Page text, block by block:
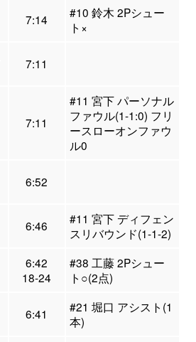
7:14
#10 鈴木 2Pシュー
ト×
7:11
7:11
#11 宮下 パーソナル
ファウル(1-1:0) フリ
ースローオンファウ
ル0
6:52
6:46
#11 宮下 ディフェン
スリバウンド(1-1-2)
6:42
18-24
#38 工藤 2Pシュー
ト○(2点)
6:41
#21 堀口 アシスト(1
本)